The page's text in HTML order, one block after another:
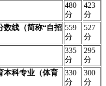
480
分
423
分
数线（简称“自招 559
分
527
分
335
分
295
分
本科专业（体育
330
分
300
分